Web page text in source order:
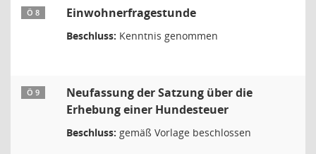
Ö 8 Einwohnerfragestunde
Beschluss: Kenntnis genommen
Ö 9
Neufassung der Satzung über die
Erhebung einer Hundesteuer
Beschluss: gemäß Vorlage beschlossen